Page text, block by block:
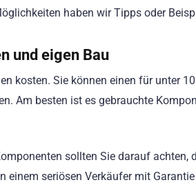
haben wir Tipps oder
und eigen Bau
kosten. Sie können einen für unter
Am besten ist es gebrauchte
sollten Sie darauf
einem seriösen Verkäufer mit